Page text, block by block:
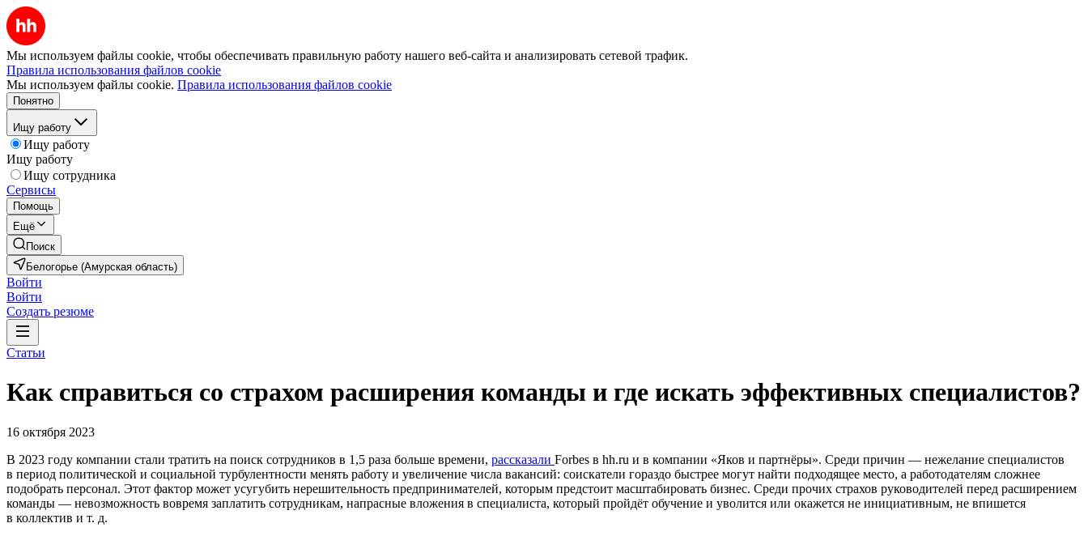
Мы используем файлы cookie, чтобы обеспечивать правильную работу нашего веб-сайта и анализировать сетевой трафик.
Правила использования файлов cookie
Мы используем файлы cookie. Правила использования файлов cookie
Понятно
Ищу работу
Ищу работу
Ищу работу
Ищу сотрудника
Сервисы
Помощь
Ещё
Поиск
Белогорье (Амурская область)
Войти
Войти
Создать резюме
Статьи
Как справиться со страхом расширения команды и где искать эффективных специалистов?
16 октября 2023
В 2023 году компании стали тратить на поиск сотрудников в 1,5 раза больше времени, рассказали Forbes в hh.ru и в компании «Яков и партнёры». Среди причин — нежелание специалистов
в период политической и социальной турбулентности менять работу и увеличение числа вакансий: соискатели гораздо быстрее могут найти подходящее место, а работодателям сложнее
подобрать персонал. Этот фактор может усугубить нерешительность предпринимателей, которым предстоит масштабировать бизнес. Среди прочих страхов руководителей перед расширением
команды — невозможность вовремя заплатить сотрудникам, напрасные вложения в специалиста, который пройдёт обучение и уволится или окажется не инициативным, не впишется
в коллектив и т. д.